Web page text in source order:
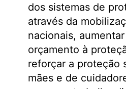
dos sistemas de
através da
nacionais,
orçamento à
reforçar a proteção
mães e de